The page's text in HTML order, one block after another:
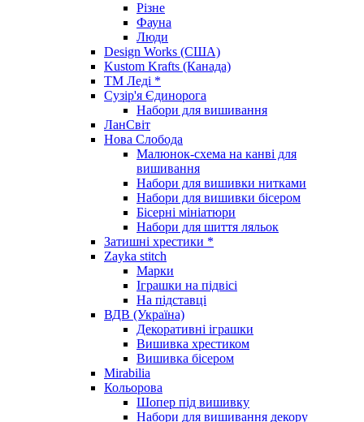
Різне
Фауна
Люди
Design Works (США)
Kustom Krafts (Канада)
ТМ Леді *
Сузір'я Єдинорога
Набори для вишивання
ЛанСвіт
Нова Слобода
Малюнок-схема на канві для
вишивання
Набори для вишивки нитками
Набори для вишивки бісером
Бісерні мініатюри
Набори для шиття ляльок
Затишні хрестики *
Zayka stitch
Марки
Іграшки на підвісі
На підставці
ВДВ (Україна)
Декоративні іграшки
Вишивка хрестиком
Вишивка бісером
Mirabilia
Кольорова
Шопер під вишивку
Набори для вишивання декору